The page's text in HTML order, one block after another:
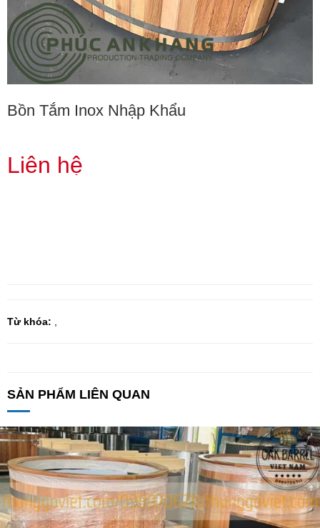
Bồn Tắm Inox Nhập Khẩu
Liên hệ
Từ khóa:
SẢN PHẨM LIÊN QUAN